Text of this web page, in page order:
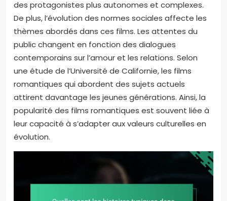
des protagonistes plus autonomes et complexes.
De plus, l’évolution des normes sociales affecte les
thèmes abordés dans ces films. Les attentes du
public changent en fonction des dialogues
contemporains sur l’amour et les relations. Selon
une étude de l’Université de Californie, les films
romantiques qui abordent des sujets actuels
attirent davantage les jeunes générations. Ainsi, la
popularité des films romantiques est souvent liée à
leur capacité à s’adapter aux valeurs culturelles en
évolution.